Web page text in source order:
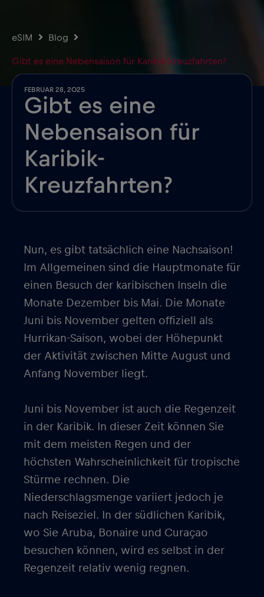
eSIM Blog
Gibt es eine Nebensaison für Karibik-Kreuzfahrten?
FEBRUAR 28, 2025
Gibt es eine
Nebensaison für
Karibik-
Kreuzfahrten?
Nun, es gibt tatsächlich eine Nachsaison!
Im Allgemeinen sind die Hauptmonate für
einen Besuch der karibischen Inseln die
Monate Dezember bis Mai. Die Monate
Juni bis November gelten offiziell als
Hurrikan-Saison, wobei der Höhepunkt
der Aktivität zwischen Mitte August und
Anfang November liegt.
Juni bis November ist auch die Regenzeit
in der Karibik. In dieser Zeit können Sie
mit dem meisten Regen und der
höchsten Wahrscheinlichkeit für tropische
Stürme rechnen. Die
Niederschlagsmenge variiert jedoch je
nach Reiseziel. In der südlichen Karibik,
wo Sie Aruba, Bonaire und Curaçao
besuchen können, wird es selbst in der
Regenzeit relativ wenig regnen.